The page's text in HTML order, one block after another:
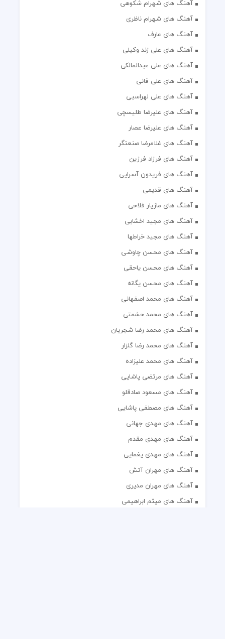
آهنگ های شهرام شکوهی
آهنگ های شهرام ناظری
آهنگ های عارف
آهنگ های علی زند وکیلی
آهنگ های علی عبدالمالکی
آهنگ های علی فانی
آهنگ های علی لهراسبی
آهنگ های علیرضا طلیسچی
آهنگ های علیرضا عصار
آهنگ های غلامرضا صنعتگر
آهنگ های فرزاد فرزین
آهنگ های فریدون آسرایی
آهنگ های قدیمی
آهنگ های مازیار فلاحی
آهنگ های مجید اخشابی
آهنگ های مجید خراطها
آهنگ های محسن چاوشی
آهنگ های محسن یاحقی
آهنگ های محسن یگانه
آهنگ های محمد اصفهانی
آهنگ های محمد حشمتی
آهنگ های محمد رضا شجریان
آهنگ های محمد رضا گلزار
آهنگ های محمد علیزاده
آهنگ های مرتضی پاشایی
آهنگ های مسعود صادقلو
آهنگ های مصطفی پاشایی
آهنگ های مهدی جهانی
آهنگ های مهدی مقدم
آهنگ های مهدی یغمایی
آهنگ های مهران آتش
آهنگ های مهران مدیری
آهنگ های میثم ابراهیمی